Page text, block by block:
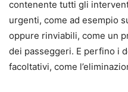
contenente tutti gli
urgenti, come ad esempio
oppure rinviabili, come un
dei passeggeri. E perfino i
facoltativi, come